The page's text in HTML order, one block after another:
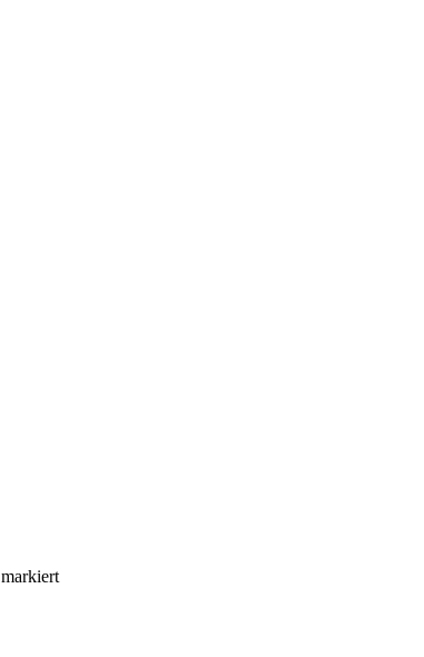
markiert